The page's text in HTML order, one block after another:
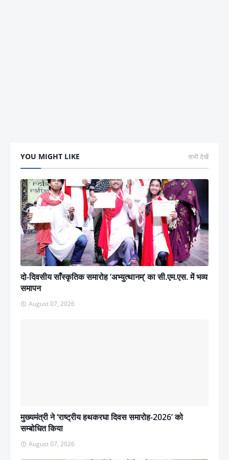
YOU MIGHT LIKE सभी देखें
दो-दिवसीय साँस्कृतिक समारोह ‘अभ्युत्थानम्’ का सी.एम.एस. में भव्य
समापन
August 07, 2026
मुख्यमंत्री ने ‘राष्ट्रीय हथकरघा दिवस समारोह-2026’ को
सम्बोधित किया
August 07, 2026